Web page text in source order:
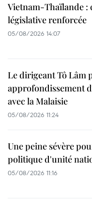
Vietnam-Thaïlande :
législative renforcée
05/08/2026 14:07
Le dirigeant Tô Lâm
approfondissement
avec la Malaisie
05/08/2026 11:24
Une peine sévère
politique d'unité
05/08/2026 11:16